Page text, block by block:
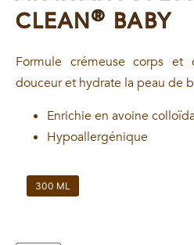
CLEAN® BABY
Formule crémeuse corps
douceur et hydrate la peau de
Enrichie en avoine
Hypoallergénique
300 ML